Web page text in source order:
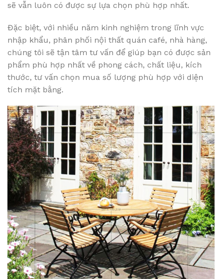
sẽ vẫn luôn có được sự lựa chọn phù hợp nhất.
Đặc biệt, với nhiều năm kinh nghiệm trong lĩnh vực
nhập khẩu, phân phối nội thất quán café, nhà hàng,
chúng tôi sẽ tận tâm tư vấn để giúp bạn có được sản
phẩm phù hợp nhất về phong cách, chất liệu, kích
thước, tư vấn chọn mua số lượng phù hợp với diện
tích mặt bằng.